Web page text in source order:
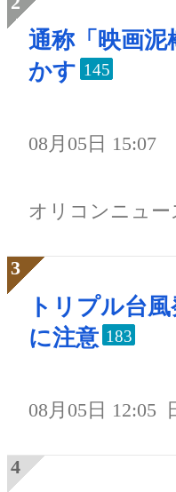
通称「映画泥
かす 145
08月05日 15:07
オリコンニュー
トリプル台
に注意 183
08月05日 12:05